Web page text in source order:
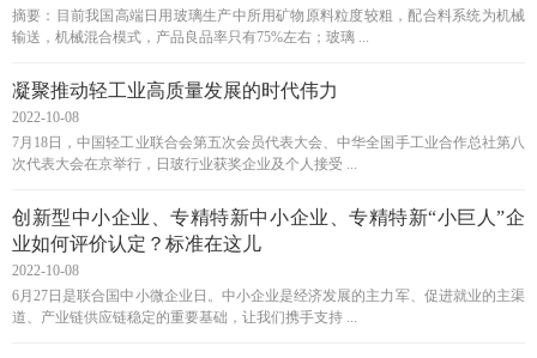
摘要：目前我国高端日用玻璃生产中所用矿物原料粒度较粗，配合料系统为机械
输送，机械混合模式，产品良品率只有75%左右；玻璃 ...
凝聚推动轻工业高质量发展的时代伟力
2022-10-08
7月18日，中国轻工业联合会第五次会员代表大会、中华全国手工业合作总社第八
次代表大会在京举行，日玻行业获奖企业及个人接受 ...
创新型中小企业、专精特新中小企业、专精特新“小巨人”企
业如何评价认定？标准在这儿
2022-10-08
6月27日是联合国中小微企业日。中小企业是经济发展的主力军、促进就业的主渠
道、产业链供应链稳定的重要基础，让我们携手支持 ...